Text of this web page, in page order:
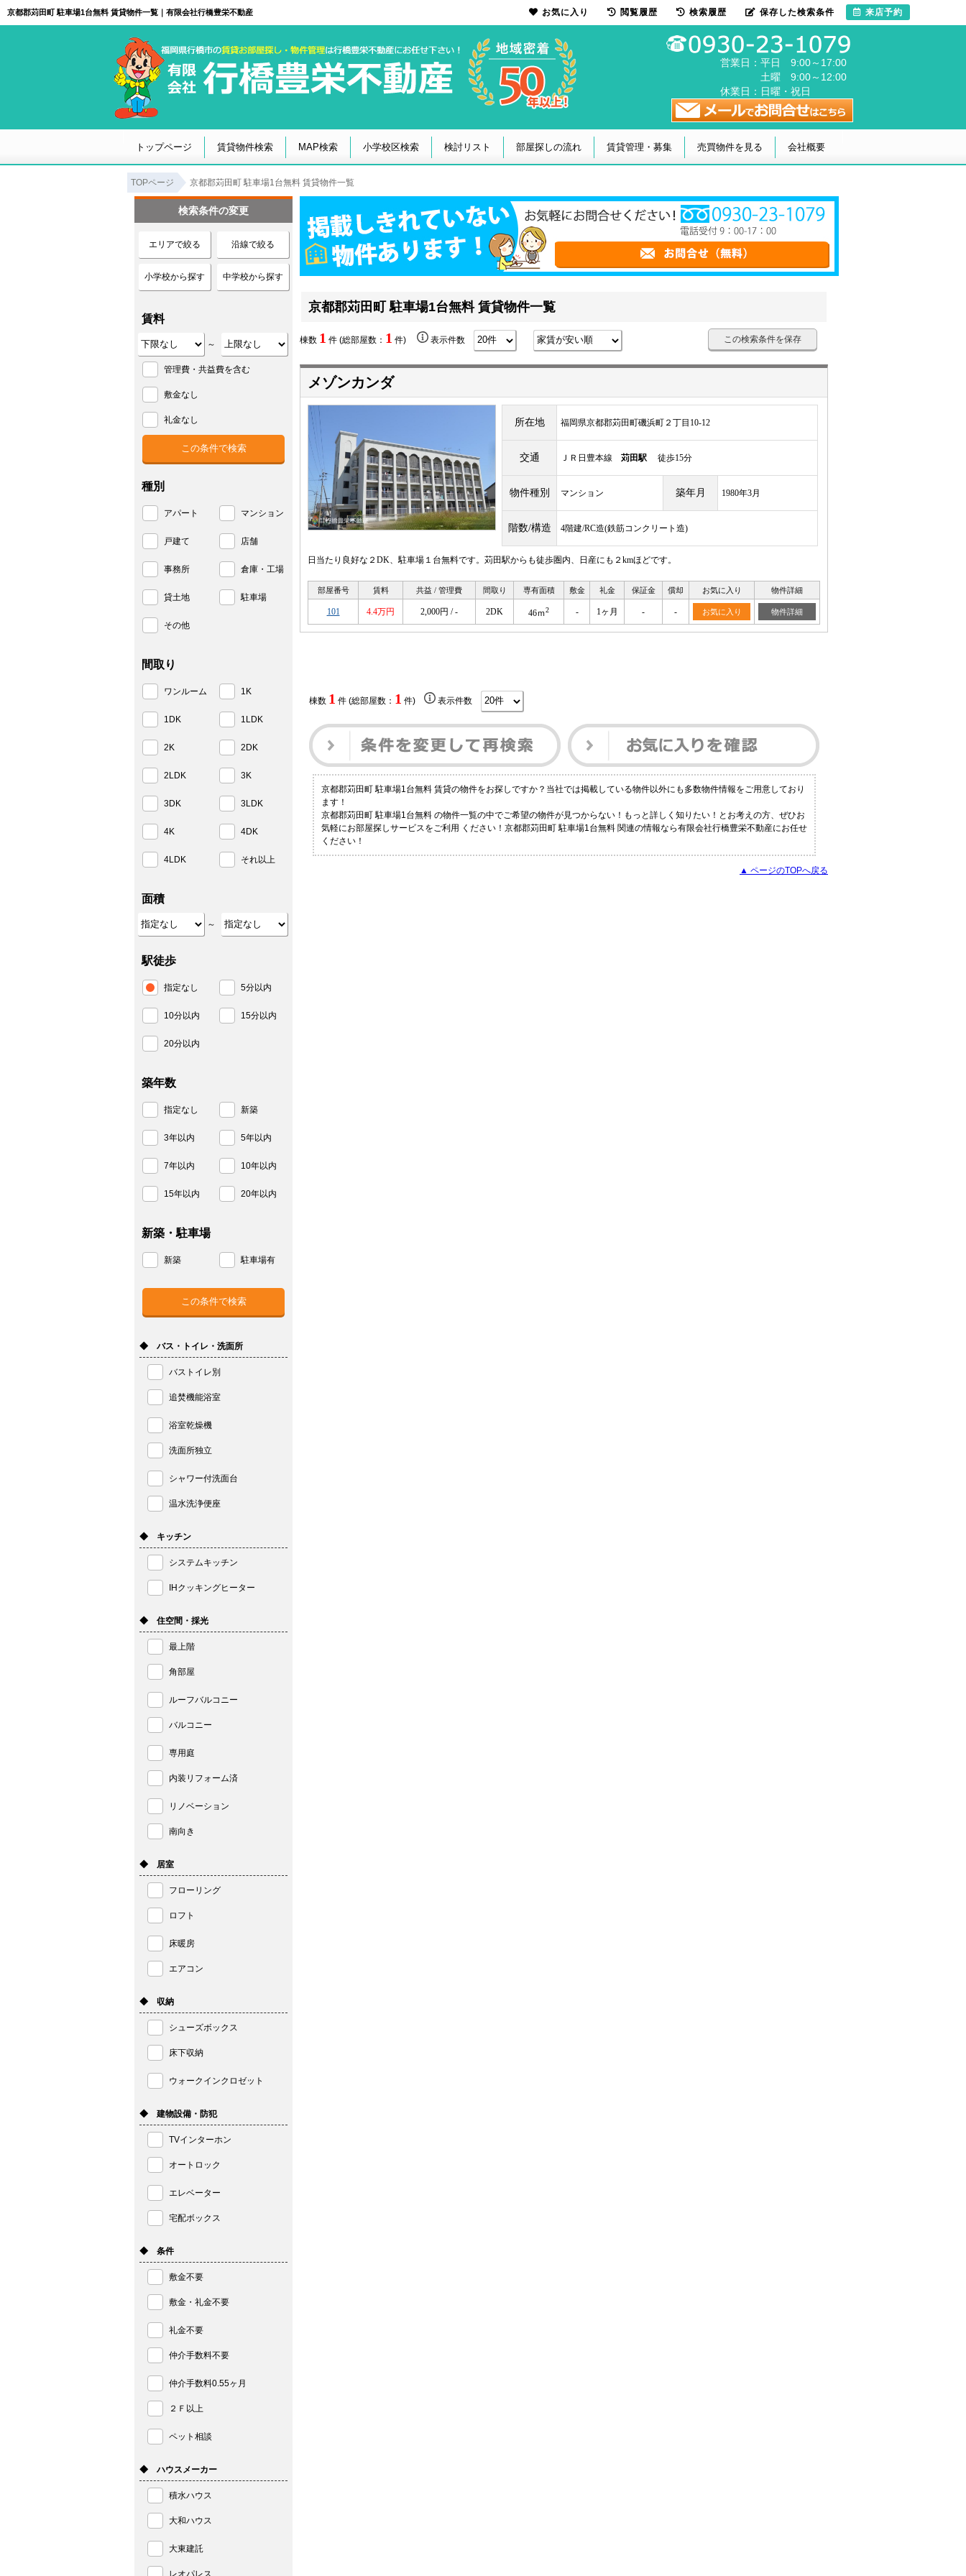
京都郡苅田町 駐車場1台無料 賃貸物件一覧｜有限会社行橋豊栄不動産
営業日： 平日 9:00～17:00
土曜 9:00～12:00
休業日： 日曜・祝日
トップページ 賃貸物件検索 MAP検索 小学校区検索 検討リスト 部屋探しの流れ 賃貸管理・募集 売買物件を見る 会社概要
TOPページ 京都郡苅田町 駐車場1台無料 賃貸物件一覧
京都郡苅田町 駐車場1台無料 賃貸物件一覧
棟数 1 件 (総部屋数： 1 件) 表示件数 この検索条件を保存
メゾンカンダ
所在地 福岡県京都郡苅田町磯浜町２丁目10-12
交通 ＪＲ日豊本線 苅田駅 徒歩15分
物件種別 マンション 築年月 1980年3月
階数/構造 4階建/RC造(鉄筋コンクリート造)
日当たり良好な２DK、駐車場１台無料です。苅田駅からも徒歩圏内、日産にも２kmほどです。
部屋番号 賃料 共益 / 管理費 間取り 専有面積 敷金 礼金 保証金 償却 お気に入り 物件詳細
101 4.4万円 2,000円 / - 2DK 46ｍ2 - 1ヶ月 - - お気に入り 物件詳細
棟数 1 件 (総部屋数： 1 件) 表示件数
京都郡苅田町 駐車場1台無料 賃貸の物件をお探しですか？当社では掲載している物件以外にも多数物件情報をご用意しており
ます！
京都郡苅田町 駐車場1台無料 の物件一覧の中でご希望の物件が見つからない！もっと詳しく知りたい！とお考えの方、ぜひお
気軽にお部屋探しサービスをご利用 ください！京都郡苅田町 駐車場1台無料 関連の情報なら有限会社行橋豊栄不動産にお任せ
ください！
▲ ページのTOPへ戻る
検索条件の変更
エリアで絞る 沿線で絞る
小学校から探す 中学校から探す
賃料
～
管理費・共益費を含む
敷金なし
礼金なし
種別
アパート マンション
戸建て 店舗
事務所 倉庫・工場
貸土地 駐車場
その他
間取り
ワンルーム 1K
1DK 1LDK
2K 2DK
2LDK 3K
3DK 3LDK
4K 4DK
4LDK それ以上
面積
～
駅徒歩
指定なし 5分以内
10分以内 15分以内
20分以内
築年数
指定なし 新築
3年以内 5年以内
7年以内 10年以内
15年以内 20年以内
新築・駐車場
新築 駐車場有
◆ バス・トイレ・洗面所
バストイレ別
追焚機能浴室
浴室乾燥機
洗面所独立
シャワー付洗面台
温水洗浄便座
◆ キッチン
システムキッチン
IHクッキングヒーター
◆ 住空間・採光
最上階
角部屋
ルーフバルコニー
バルコニー
専用庭
内装リフォーム済
リノベーション
南向き
◆ 居室
フローリング
ロフト
床暖房
エアコン
◆ 収納
シューズボックス
床下収納
ウォークインクロゼット
◆ 建物設備・防犯
TVインターホン
オートロック
エレベーター
宅配ボックス
◆ 条件
敷金不要
敷金・礼金不要
礼金不要
仲介手数料不要
仲介手数料0.55ヶ月
２Ｆ以上
ペット相談
◆ ハウスメーカー
積水ハウス
大和ハウス
大東建託
レオパレス
お気に入り 閲覧履歴 検索履歴 保存した検索条件 来店予約